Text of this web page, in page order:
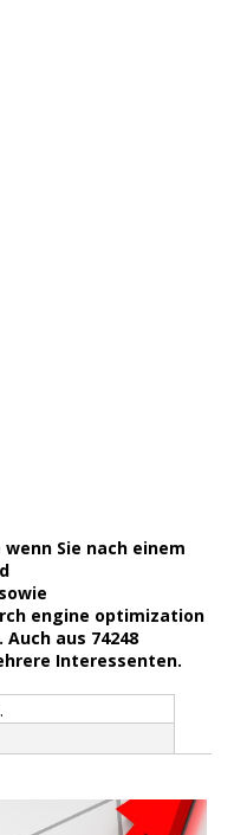
wenn Sie nach einem
engine optimization
aus 74248
Interessenten.